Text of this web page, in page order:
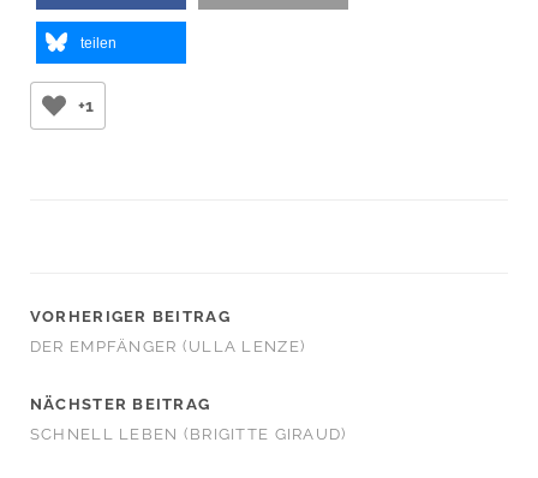
teilen
+1
VORHERIGER BEITRAG
DER EMPFÄNGER (ULLA LENZE)
NÄCHSTER BEITRAG
SCHNELL LEBEN (BRIGITTE GIRAUD)